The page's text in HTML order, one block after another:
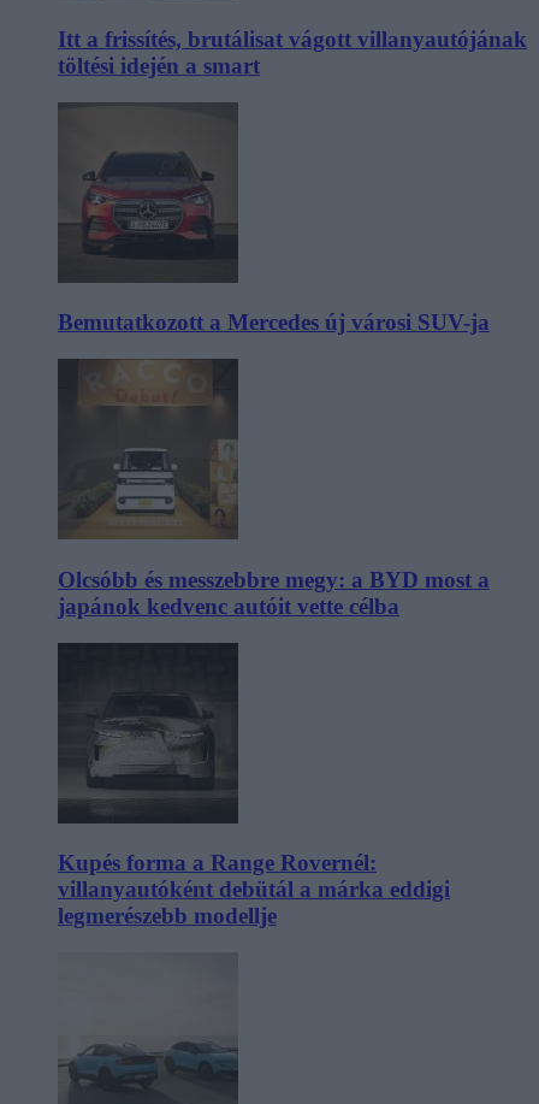
Itt a frissítés, brutálisat vágott villanyautójának
töltési idején a smart
Bemutatkozott a Mercedes új városi SUV-ja
Olcsóbb és messzebbre megy: a BYD most a
japánok kedvenc autóit vette célba
Kupés forma a Range Rovernél:
villanyautóként debütál a márka eddigi
legmerészebb modellje